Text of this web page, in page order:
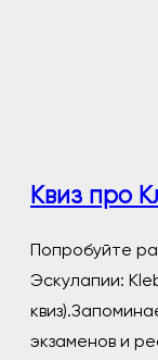
Квиз про
Попробуйте
Эскулапии:
экзаменов и